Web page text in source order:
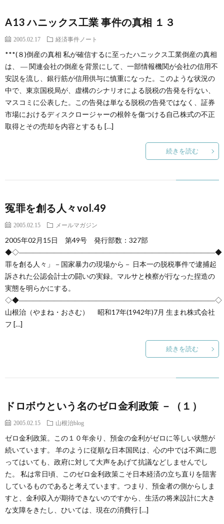
A13 ハニックス工業 事件の真相 １３
2005.02.17 経済事件ノート
***(８)倒産の真相 私が確信するに至ったハニックス工業倒産の真相
は、 ― 関連会社の倒産を背景にして、一部情報機関が会社の信用不
安説を流し、銀行筋が信用供与に慎重になった。このような状況の
中で、東京国税局が、虚構のシナリオによる脱税の告発を行ない、
マスコミに公表した。この告発は単なる脱税の告発ではなく、証券
市場におけるディスクロージャーの根幹を傷つける自己株式の不正
取得とその売却を内容とするも […]
続きを読む
冤罪を創る人々vol.49
2005.02.15 メールマガジン
2005年02月15日 第49号 発行部数：327部
◆◇――――――――――――――――――――――――――――◆
罪を創る人々」－国家暴力の現場から－ 日本一の脱税事件で逮捕起
訴された公認会計士の闘いの実録。マルサと検察が行なった捏造の
実態を明らかにする。
◇◆――――――――――――――――――――――――――――◇
山根治（やまね・おさむ） 昭和17年(1942年)7月 生まれ株式会社
フ […]
続きを読む
ドロボウという名のゼロ金利政策 －（１）
2005.02.15 山根治blog
ゼロ金利政策。この１０年余り、預金の金利がゼロに等しい状態が
続いています。 羊のように従順な日本国民は、心の中では不満に思
ってはいても、政府に対して大声をあげて抗議などしませんでし
た。 私は常日頃、このゼロ金利政策こそ日本経済の立ち直りを阻害
しているものであると考えています。つまり、預金者の側からしま
すと、金利収入が期待できないのですから、生活の将来設計に大き
な支障をきたし、ひいては、現在の消費行 […]